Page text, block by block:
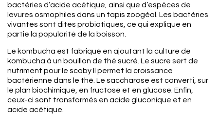
bactéries d’acide acétique, ainsi que d’espèces de
levures osmophiles dans un tapis zoogéal. Les bactéries
vivantes sont dites probiotiques, ce qui explique en
partie la popularité de la boisson.
Le kombucha est fabriqué en ajoutant la culture de
kombucha à un bouillon de thé sucré. Le sucre sert de
nutriment pour le scoby Il permet la croissance
bactérienne dans le thé. Le saccharose est converti, sur
le plan biochimique, en fructose et en glucose. Enfin,
ceux-ci sont transformés en acide gluconique et en
acide acétique.